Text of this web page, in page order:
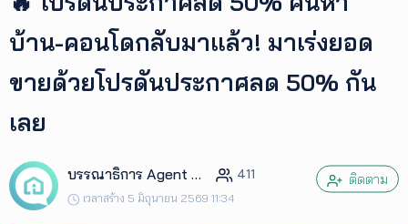
AgentClub
UpSkill
บ้าน-คอนโดกลับมาแล้ว! มาเร่งยอด
ขายด้วยโปรดันประกาศลด 50% กัน
เลย
บรรณาธิการ Agent Club 411
เวลาสร้าง 5 มิถุนายน 2569 11:34
ติดตาม